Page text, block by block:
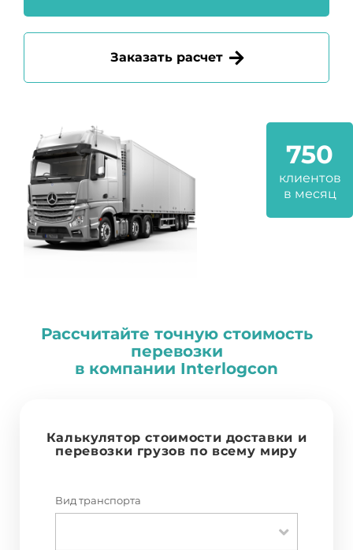
Заказать расчет
750
клиентов
в месяц
Рассчитайте точную стоимость
перевозки
в компании Interlogcon
Калькулятор стоимости доставки и
перевозки грузов по всему миру
Вид транспорта